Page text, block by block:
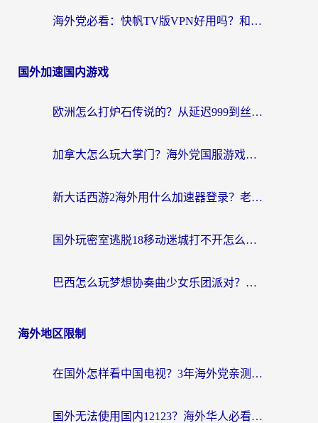
海外党必看：快帆TV版VPN好用吗？和hi龟龟VPN对比哪个回国效果更好？附免费加速器选择指南
国外加速国内游戏
欧洲怎么打炉石传说的？从延迟999到丝滑上分，我找到了靠谱加速器
加拿大怎么玩大掌门？海外党国服游戏加速避坑指南（附实用工具推荐）
新大话西游2海外用什么加速器登录？老玩家亲测有效的国服游戏加速指南
国外玩密室逃脱18移动迷城打不开怎么办？海外玩家亲测有效的解决指南
巴西怎么玩梦想协奏曲少女乐团派对？海外党必看的国服游戏加速全攻略（附波兰天涯明月刀实用技巧）
海外地区限制
在国外怎样看中国电视？3年海外党亲测有效的追剧加速器指南
国外无法使用国内12123？海外华人必看：选对回国加速器，解决迪拜语音+12123访问难题